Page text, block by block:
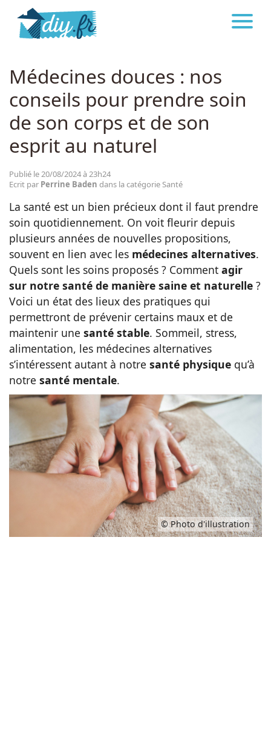
Décoration
Bricolage
Cuisine
Santé
Idées
DIY.FR SANTÉ
Médecines douces : nos
conseils pour prendre soin
de son corps et de son
esprit au naturel
Publié le 20/08/2024 à 23h24
Ecrit par Perrine Baden dans la catégorie Santé
La santé est un bien précieux dont il faut prendre
soin quotidiennement. On voit fleurir depuis
plusieurs années de nouvelles propositions,
souvent en lien avec les médecines alternatives.
Quels sont les soins proposés ? Comment agir
sur notre santé de manière saine et naturelle ?
Voici un état des lieux des pratiques qui
permettront de prévenir certains maux et de
maintenir une santé stable. Sommeil, stress,
alimentation, les médecines alternatives
s’intéressent autant à notre santé physique qu’à
notre santé mentale.
© Photo d'illustration